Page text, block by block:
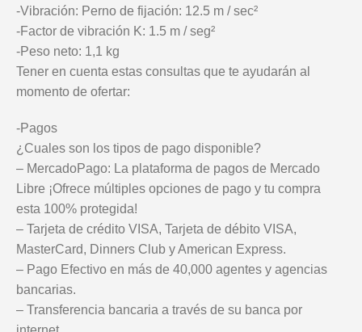
-Vibración: Perno de fijación: 12.5 m / sec²
-Factor de vibración K: 1.5 m / seg²
-Peso neto: 1,1 kg
Tener en cuenta estas consultas que te ayudarán al
momento de ofertar:
-Pagos
¿Cuales son los tipos de pago disponible?
– MercadoPago: La plataforma de pagos de Mercado
Libre ¡Ofrece múltiples opciones de pago y tu compra
esta 100% protegida!
– Tarjeta de crédito VISA, Tarjeta de débito VISA,
MasterCard, Dinners Club y American Express.
– Pago Efectivo en más de 40,000 agentes y agencias
bancarias.
– Transferencia bancaria a través de su banca por